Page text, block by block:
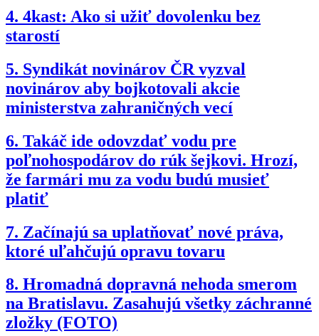
4. 4kast: Ako si užiť dovolenku bez
starostí
5. Syndikát novinárov ČR vyzval
novinárov aby bojkotovali akcie
ministerstva zahraničných vecí
6. Takáč ide odovzdať vodu pre
poľnohospodárov do rúk šejkovi. Hrozí,
že farmári mu za vodu budú musieť
platiť
7. Začínajú sa uplatňovať nové práva,
ktoré uľahčujú opravu tovaru
8. Hromadná dopravná nehoda smerom
na Bratislavu. Zasahujú všetky záchranné
zložky (FOTO)